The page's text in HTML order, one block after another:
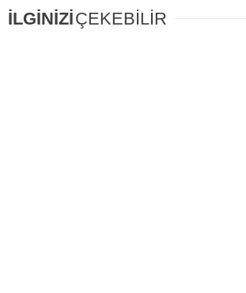
İLGİNİZİÇEKEBİLİR